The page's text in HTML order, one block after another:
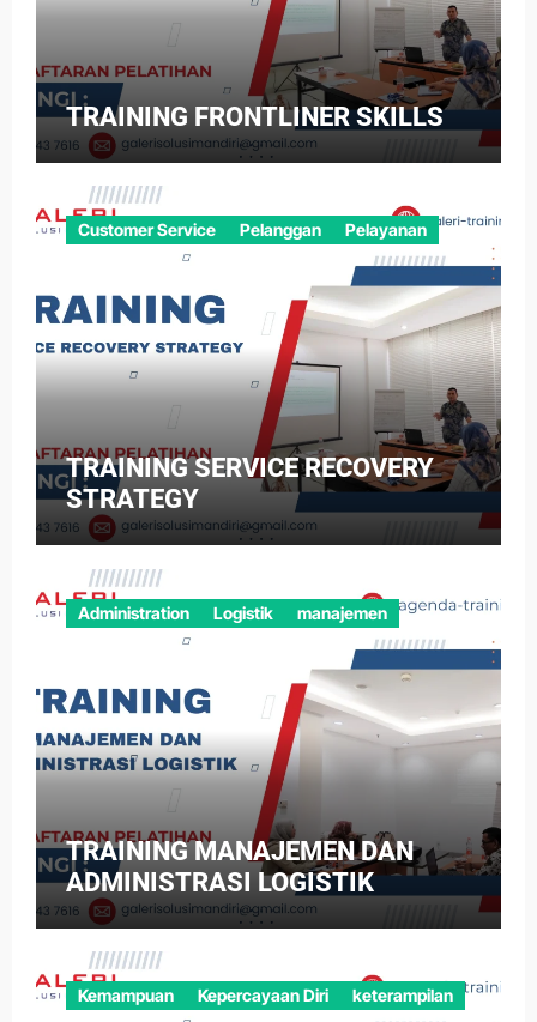
TRAINING FRONTLINER SKILLS
Customer Service Pelanggan Pelayanan
TRAINING SERVICE RECOVERY
STRATEGY
Administration Logistik manajemen
TRAINING MANAJEMEN DAN
ADMINISTRASI LOGISTIK
Kemampuan Kepercayaan Diri keterampilan